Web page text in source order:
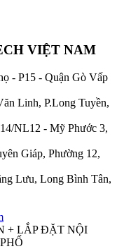
VIỆT NAM
- P15 - Quận Gò Vấp
Linh, P.Long Tuyền,
NL12 - Mỹ Phước 3,
Giáp, Phường 12,
Lưu, Long Bình Tân,
+ LẮP ĐẶT NỘI